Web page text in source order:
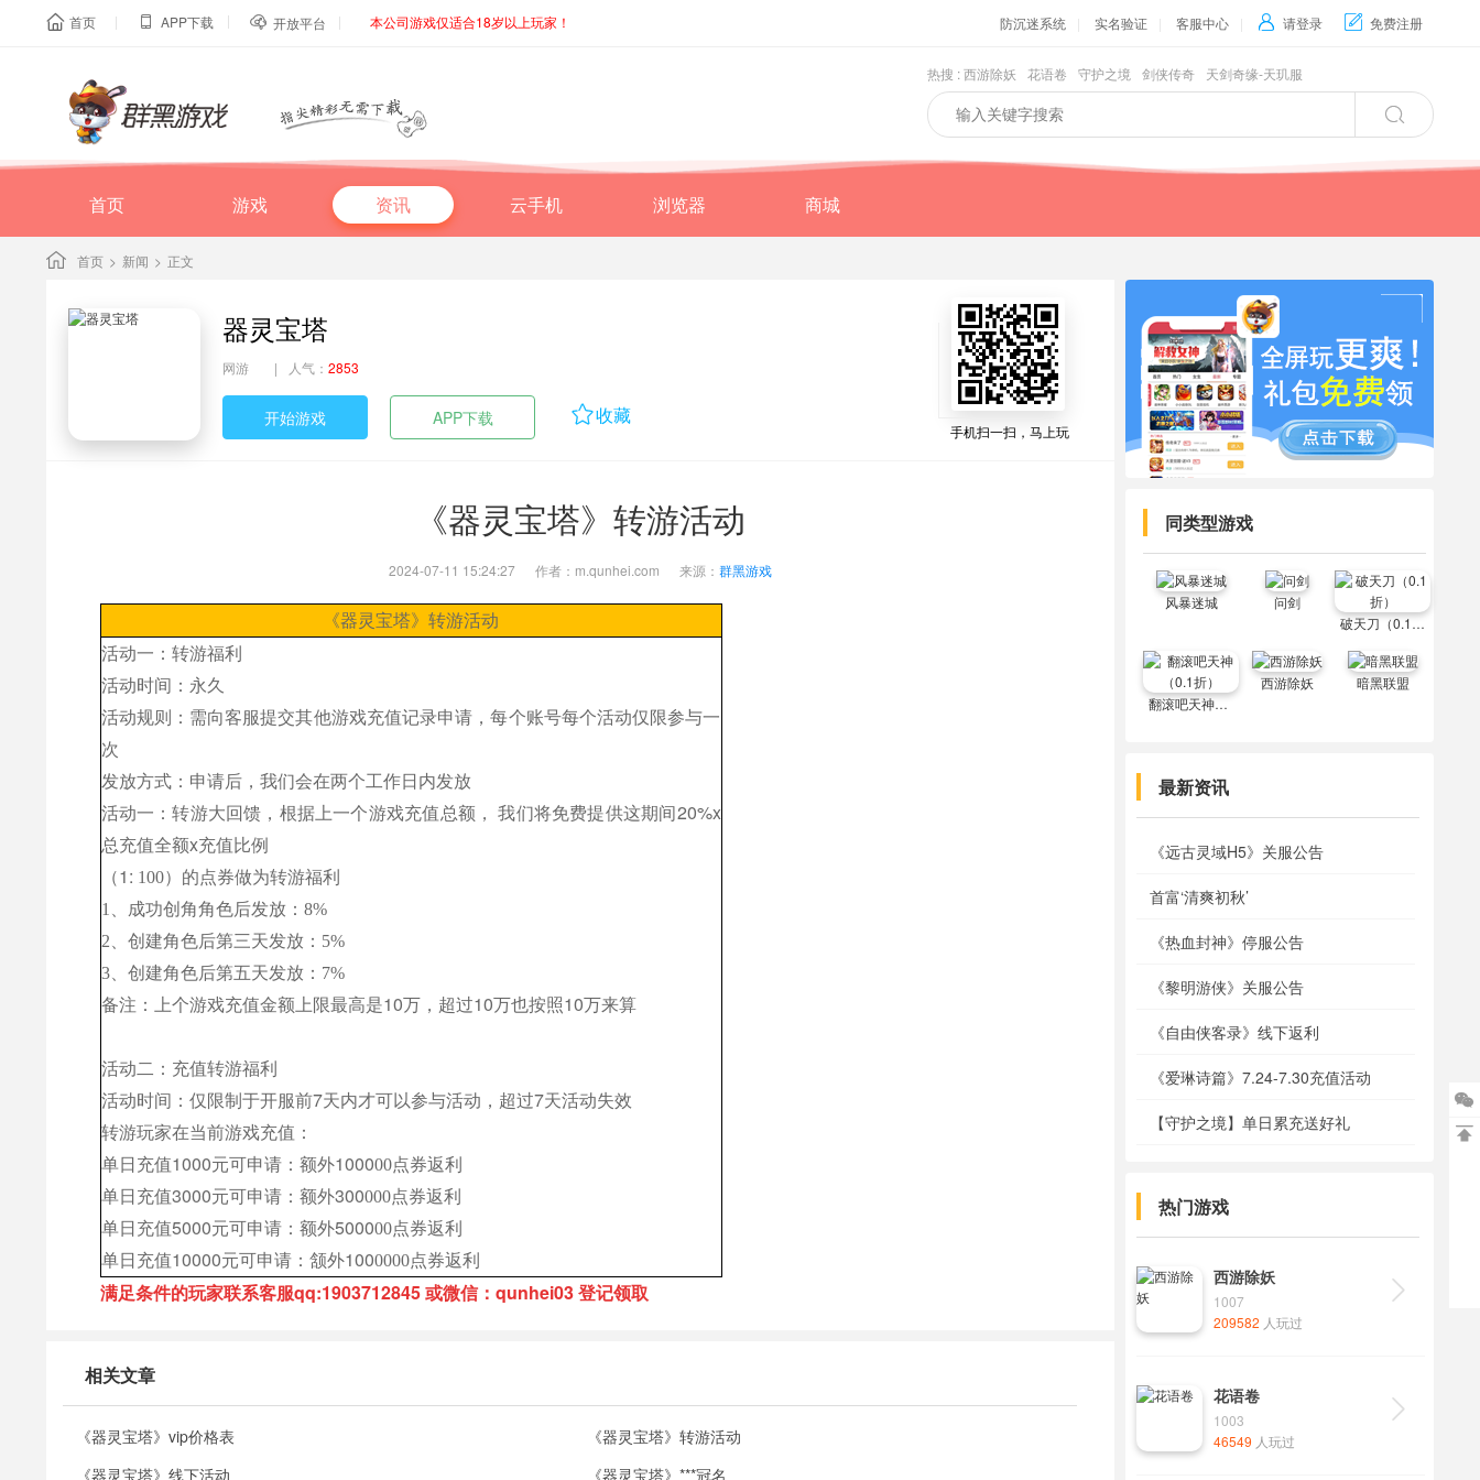
 首页 |  APP下载 |  开放平台 | 本公司游戏仅适合18岁以上玩家！ 防沉迷系统 实名验证 客服中心  请登录  免费注册
热搜 :西游除妖 花语卷 守护之境 剑侠传奇 天剑奇缘-天玑服

首页 游戏 资讯 云手机 浏览器 商城
首页 > 新闻 > 正文


器灵宝塔
网游 | 人气： 2853
开始游戏 APP下载 收藏
手机扫一扫，马上玩
《器灵宝塔》转游活动
2024-07-11 15:24:27 作者：m.qunhei.com 来源： 群黑游戏
《器灵宝塔》转游活动
活动一：转游福利
活动时间：永久
活动规则：需向客服提交其他游戏充值记录申请，每个账号每个活动仅限参与一
次
发放方式：申请后，我们会在两个工作日内发放
活动一：转游大回馈，根据上一个游戏充值总额， 我们将免费提供这期间20%x
总充值全额x充值比例
（1: 100）的点券做为转游福利
1、成功创角角色后发放：8%
2、创建角色后第三天发放：5%
3、创建角色后第五天发放：7%
备注：上个游戏充值金额上限最高是10万，超过10万也按照10万来算
活动二：充值转游福利
活动时间：仅限制于开服前7天内才可以参与活动，超过7天活动失效
转游玩家在当前游戏充值：
单日充值1000元可申请：额外100000点券返利
单日充值3000元可申请：额外300000点券返利
单日充值5000元可申请：额外500000点券返利
单日充值10000元可申请：颔外1000000点券返利
满足条件的玩家联系客服qq:1903712845 或微信：qunhei03 登记领取
相关文章
《器灵宝塔》vip价格表
《器灵宝塔》转游活动
《器灵宝塔》线下活动
《器灵宝塔》***冠名
同类型游戏
风暴迷城
问剑
破天刀（0.1折）
翻滚吧天神（0.1折）
西游除妖 暗黑联盟
最新资讯
《远古灵域H5》关服公告
首富‘清爽初秋’
《热血封神》停服公告
《黎明游侠》关服公告
《自由侠客录》线下返利
《爱琳诗篇》7.24-7.30充值活动
【守护之境】单日累充送好礼
热门游戏

西游除妖
1007
209582 人玩过

花语卷
1003
46549 人玩过